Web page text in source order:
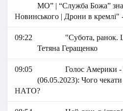
МО” | “Служба Божа”
Новинського | Дрони в
09:22
"Субота, ранок.
Тетяна Геращенко
09:05
Голос Америки -
(06.05.2023): Чого чекати
НАТО?